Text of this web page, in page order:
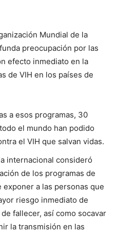
Mundial de la
preocupación por las
efecto inmediato en la
de VIH en los países de
a esos programas, 30
el mundo han podido
el VIH que salvan vidas.
internacional consideró
de los programas de
exponer a las personas que
riesgo inmediato de
fallecer, así como socavar
la transmisión en las